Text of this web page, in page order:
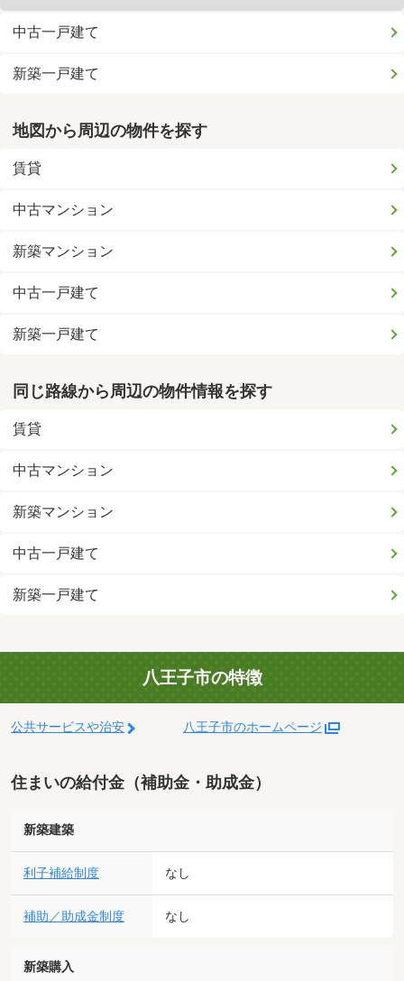
中古一戸建て
新築一戸建て
地図から周辺の物件を探す
賃貸
中古マンション
新築マンション
中古一戸建て
新築一戸建て
同じ路線から周辺の物件情報を探す
賃貸
中古マンション
新築マンション
中古一戸建て
新築一戸建て
八王子市の特徴
公共サービスや治安 八王子市のホームページ
住まいの給付金（補助金・助成金）
新築建築
利子補給制度 なし
補助／助成金制度 なし
新築購入